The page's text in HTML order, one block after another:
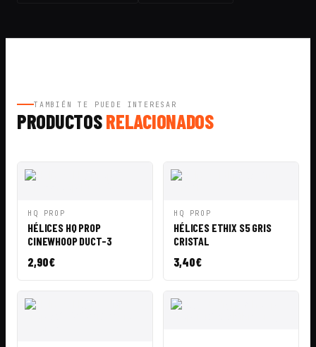
TAMBIÉN TE PUEDE INTERESAR
PRODUCTOSRELACIONADOS
VISTA
RÁPIDA
HQ PROP
HÉLICES HQ PROP
CINEWHOOP DUCT-3
2,90€
VISTA
RÁPIDA
HQ PROP
HÉLICES ETHIX S5 GRIS
CRISTAL
3,40€